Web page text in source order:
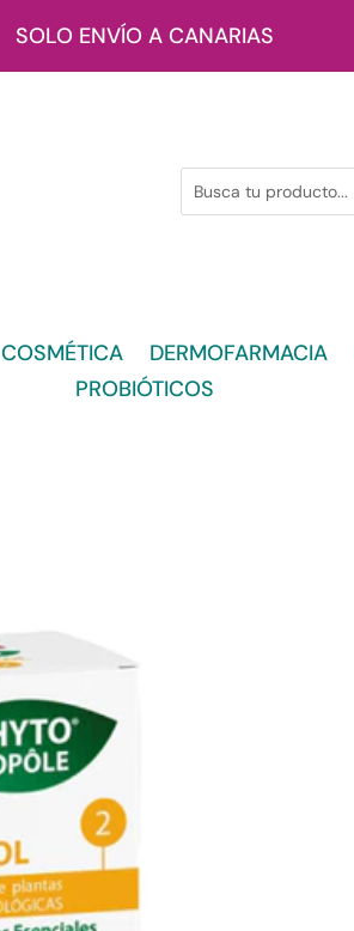
SOLO ENVÍO A CANARIAS
COSMÉTICA DERMOFARMACIA
PROBIÓTICOS